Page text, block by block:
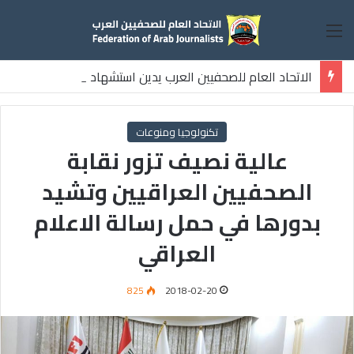
القائمة
الاتحاد العام للصحفيين العرب يدين استشهاد
ثلاثة صحفيين فلسطينيين باستهداف إسرائيلي وسط قطاع غزة
تكنولوجيا ومنوعات
عالية نصيف تزور نقابة
الصحفيين العراقيين وتشيد
بدورها في حمل رسالة الاعلام
العراقي
2018-02-20
825